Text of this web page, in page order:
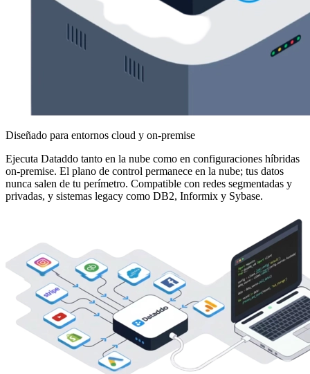
Diseñado para entornos cloud y on-premise
Ejecuta Dataddo tanto en la nube como en configuraciones híbridas
on-premise. El plano de control permanece en la nube; tus datos
nunca salen de tu perímetro. Compatible con redes segmentadas y
privadas, y sistemas legacy como DB2, Informix y Sybase.